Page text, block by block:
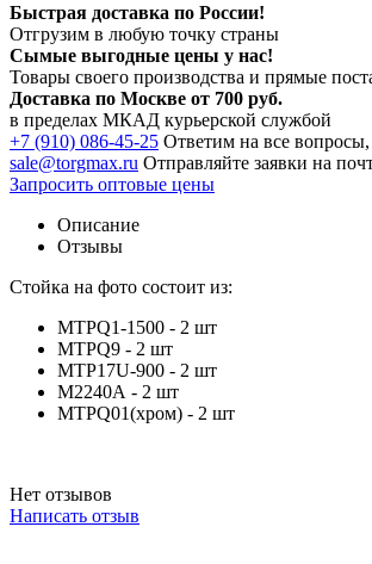
Быстрая доставка по России!
Отгрузим в любую точку страны
Сымые выгодные цены у нас!
Товары своего производства и прямые
Доставка по Москве от 700 руб.
в пределах МКАД курьерской службой
+7 (910) 086-45-25 Ответим на все вопросы,
sale@torgmax.ru Отправляйте заявки на
Запросить оптовые цены
Описание
Отзывы
Стойка на фото состоит из:
MTPQ1-1500 - 2 шт
MTPQ9 - 2 шт
MTP17U-900 - 2 шт
М2240А - 2 шт
MTPQ01(хром) - 2 шт
Нет отзывов
Написать отзыв